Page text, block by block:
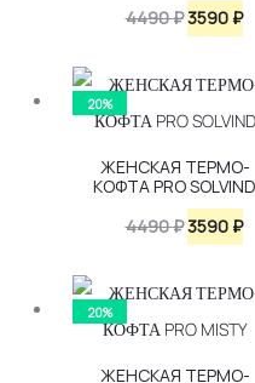
4490₽
4490 ₽.
3590 ₽
20%
ЖЕНСКАЯ ТЕРМО-
КОФТА PRO SOLVIND
4490₽
4490 ₽.
3590 ₽
20%
ЖЕНСКАЯ ТЕРМО-